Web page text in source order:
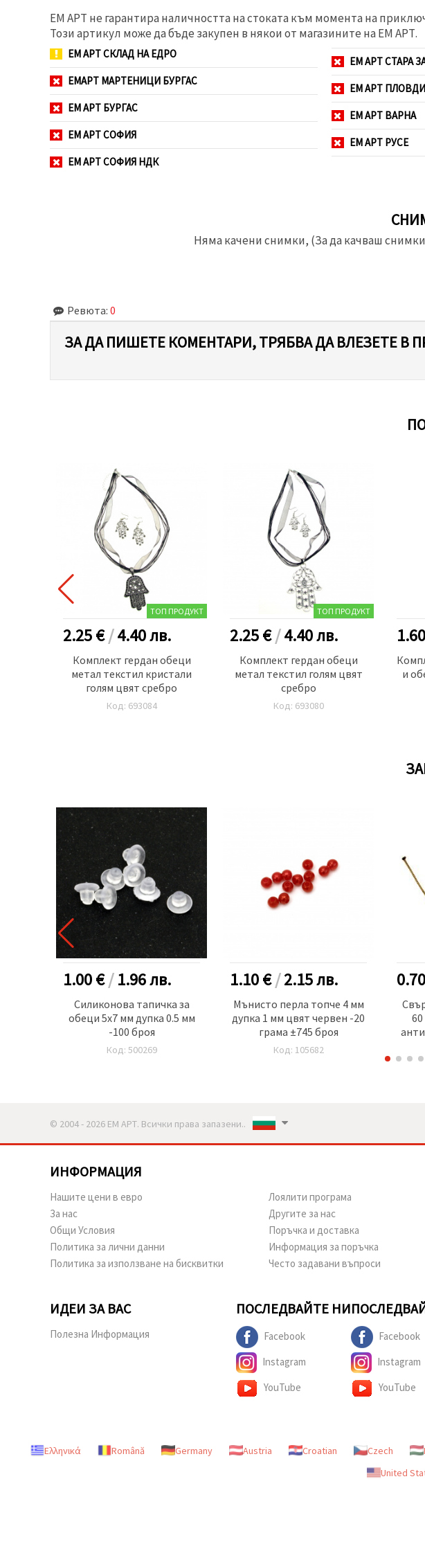
"бисквитки"
Приеми
всички
Настройки
ЕМ АРТ не гарантира наличността на стоката към момента на
Този артикул може да бъде закупен в някои от магазините на ЕМ АРТ.
ЕМ АРТ СКЛАД НА ЕДРО
ЕМАРТ МАРТЕНИЦИ БУРГАС
ЕМ АРТ БУРГАС
ЕМ АРТ СОФИЯ
ЕМ АРТ СОФИЯ НДК
ЕМ АРТ СТАРА
ЕМ АРТ
ЕМ АРТ ВАРНА
ЕМ АРТ РУСЕ
Няма качени снимки, (За да качваш
Ревюта: 0
ЗА ДА ПИШЕТЕ КОМЕНТАРИ, ТРЯБВА ДА ВЛЕЗЕТЕ В
ТОП ПРОДУКТ
2.25 €/4.40лв.
Комплект гердан обеци
метал текстил кристали
голям цвят сребро
Код: 693084
ТОП ПРОДУКТ
2.25 €/4.40лв.
Комплект гердан обеци
метал текстил голям цвят
сребро
Код: 693080
и
1.00 €/1.96лв.
Силиконова тапичка за
обеци 5x7 мм дупка 0.5 мм
-100 броя
Код: 500269
1.10 €/2.15лв.
Мънисто перла топче 4 мм
дупка 1 мм цвят червен -20
грама ±745 броя
Код: 105682
© 2004 - 2026 ЕМ АРТ. Всички права запазени..
ИНФОРМАЦИЯ
Нашите цени в евро
За нас
Общи Условия
Политика за лични данни
Политика за използване на бисквитки
Лоялити програма
Другите за нас
Поръчка и доставка
Информация за поръчка
Често задавани въпроси
ИДЕИ ЗА ВАС
Полезна Информация
ПОСЛЕДВАЙТЕ НИ
Facebook
Instagram
YouTube
Facebook
Instagram
YouTube
Ελληνικά Română Germany Austria Croatian Czech
United